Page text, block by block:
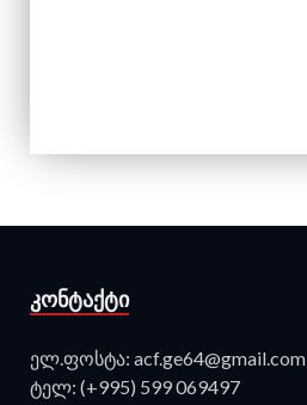
ᲙᲝᲜᲢᲐᲥᲢᲘ
ელ.ფოსტა: acf.ge64@gmail.com
ტელ: (+995) 599 069497